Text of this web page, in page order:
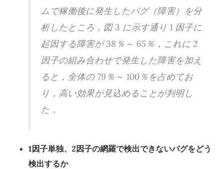
ムで稼働後に発生したバグ（障害）を分
析したところ，図 3 に示す通り 1 因子に
起因する障害が 38％～ 65％，これに 2
因子の組み合わせで発生した障害を加え
ると，全体の 79％～ 100％を占めてお
り，高い効果が見込めることが判明し
た．
1因子単独、2因子の網羅で検出できないバグをどう
検出するか